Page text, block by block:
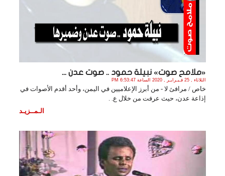
«ملامح صوت» نبيلة حمود .. صوت عدن ...
الثلاثاء , 25 فـبـرايـر , 2020 الساعة 6:53:47 PM
خاص / مرافئ لا - من أبرز الإعلاميين في اليمن، وأحد أقدم الأصوات في
إذاعة عدن، حيث عرفت من خلال ع. .
الـمــزيـد